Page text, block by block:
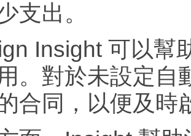
支出。
Insight 可以幫
。對於未設定自
合同，以便及時